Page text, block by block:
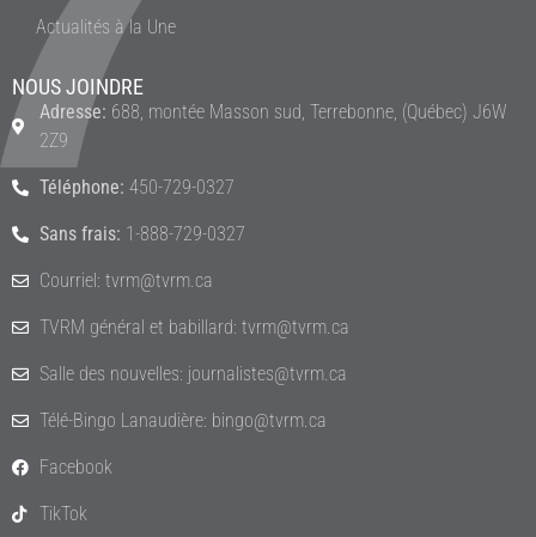
Actualités à la Une
NOUS JOINDRE
Adresse: 688, montée Masson sud, Terrebonne, (Québec) J6W
2Z9
Téléphone: 450-729-0327
Sans frais: 1-888-729-0327
Courriel: tvrm@tvrm.ca
TVRM général et babillard: tvrm@tvrm.ca
Salle des nouvelles: journalistes@tvrm.ca
Télé-Bingo Lanaudière: bingo@tvrm.ca
Facebook
TikTok